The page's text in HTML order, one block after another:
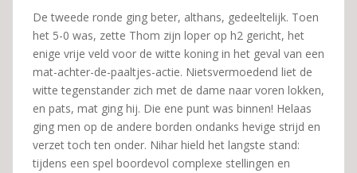
De tweede ronde ging beter, althans, gedeeltelijk. Toen
het 5-0 was, zette Thom zijn loper op h2 gericht, het
enige vrije veld voor de witte koning in het geval van een
mat-achter-de-paaltjes-actie. Nietsvermoedend liet de
witte tegenstander zich met de dame naar voren lokken,
en pats, mat ging hij. Die ene punt was binnen! Helaas
ging men op de andere borden ondanks hevige strijd en
verzet toch ten onder. Nihar hield het langste stand:
tijdens een spel boordevol complexe stellingen en